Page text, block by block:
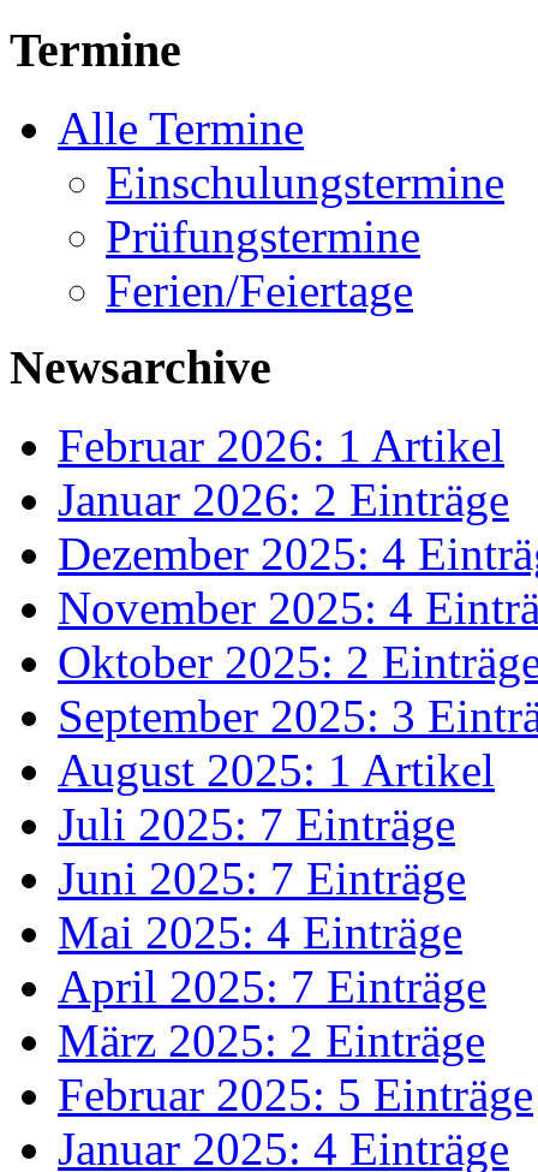
Termine
Alle Termine
Einschulungstermine
Prüfungstermine
Ferien/Feiertage
Newsarchive
Februar 2026: 1 Artikel
Januar 2026: 2 Einträge
Dezember 2025: 4
November 2025: 4
Oktober 2025: 2
September 2025: 3
August 2025: 1 Artikel
Juli 2025: 7 Einträge
Juni 2025: 7 Einträge
Mai 2025: 4 Einträge
April 2025: 7 Einträge
März 2025: 2 Einträge
Februar 2025: 5 Einträge
Januar 2025: 4 Einträge